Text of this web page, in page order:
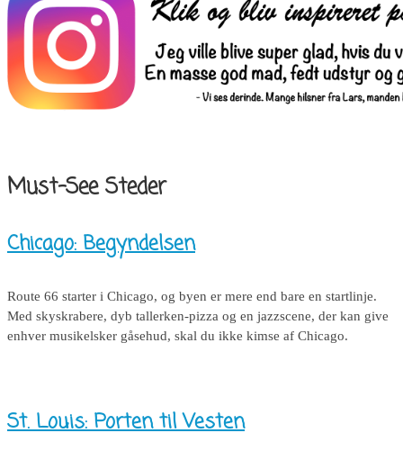
Must-See Steder
Chicago: Begyndelsen
Route 66 starter i Chicago, og byen er mere end bare en startlinje.
Med skyskrabere, dyb tallerken-pizza og en jazzscene, der kan give
enhver musikelsker gåsehud, skal du ikke kimse af Chicago.
St. Louis: Porten til Vesten